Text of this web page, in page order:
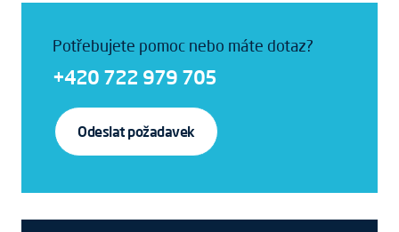
Potřebujete pomoc nebo máte dotaz?
+420 722 979 705
Odeslat požadavek